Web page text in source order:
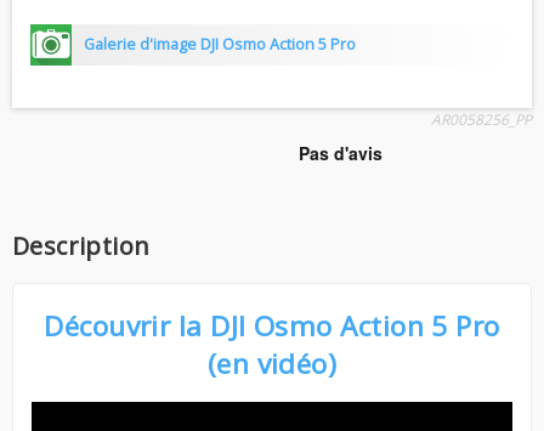
Galerie d'image DJI Osmo Action 5 Pro
AR0058256_PP
Description
Découvrir la DJI Osmo Action 5 Pro
(en vidéo)